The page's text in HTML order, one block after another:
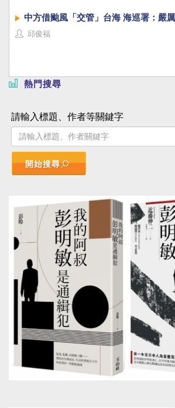
中方借颱風「交管」台海 海巡署：嚴
邱俊福
熱門搜尋
請輸入標題、作者等關鍵字
開始搜尋